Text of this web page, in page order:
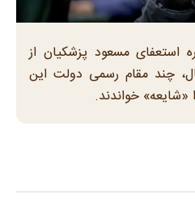
استعفای مسعود پزشکیان از
چند مقام رسمی دولت این
«شایعه» خواندند.